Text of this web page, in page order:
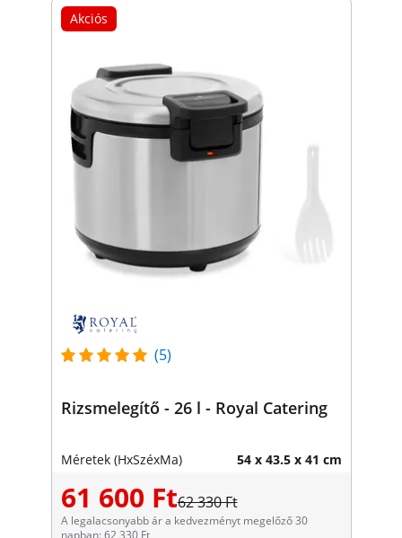
Akciós
(5)
Rizsmelegítő - 26 l - Royal Catering
Méretek (HxSzéxMa) 54 x 43.5 x 41 cm
61 600 Ft62 330 Ft
A legalacsonyabb ár a kedvezményt megelőző 30
napban: 62 330 Ft